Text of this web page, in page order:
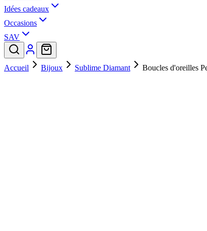
Idées cadeaux
Occasions
SAV
Accueil Bijoux Sublime Diamant Boucles d'oreilles